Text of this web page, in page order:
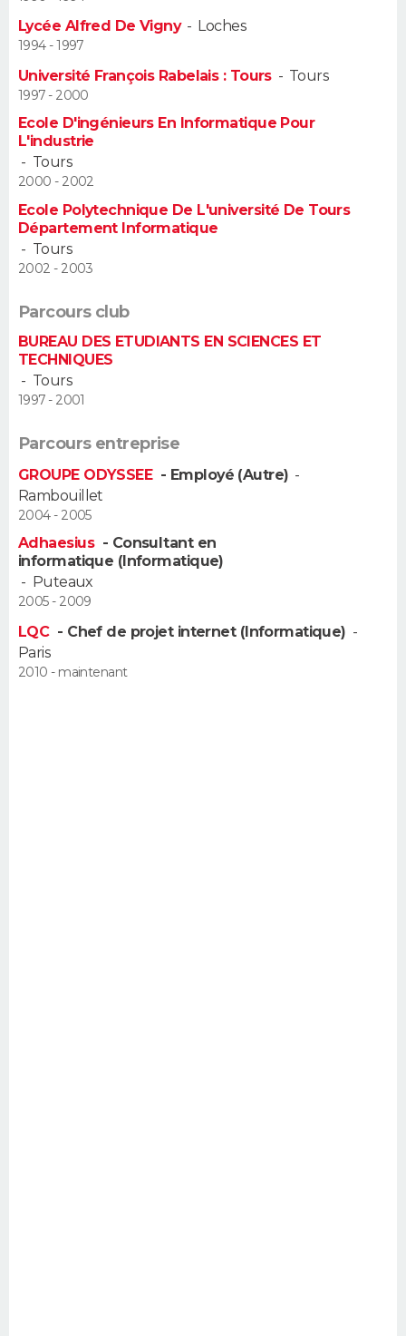
Alimentation
Guide de la santé
Maladies
Médicaments
Sommeil
VOYAGE
Destinations
City break
Voyage nature
Voyage de noces
Forum
Climat
+
PHOTO
GUIDES D'ACHAT
BONS PLANS
CARTE DE VOEUX
Carte de Noël
Carte Bonne année
Carte Saint-Valentin
Carte Pâques
Carte d'anniversaire
DICTIONNAIRE
COPAINS D'AVANT
S'inscrire
Se connecter
Lycées
Collèges
Primaires
Universités
Entreprises
Service militaire
Avis de recherche
AVIS DE DÉCÈS
Lycée Alfred De Vigny- Loches
1994 - 1997
Université François Rabelais : Tours- Tours
1997 - 2000
Ecole D'ingénieurs En Informatique Pour
L'industrie
- Tours
2000 - 2002
Ecole Polytechnique De L'université De Tours
Département Informatique
- Tours
2002 - 2003
Parcours club
BUREAU DES ETUDIANTS EN SCIENCES ET
TECHNIQUES
- Tours
1997 - 2001
Parcours entreprise
GROUPE ODYSSEE - Employé (Autre) -
Rambouillet
2004 - 2005
Adhaesius - Consultant en
informatique (Informatique)
- Puteaux
2005 - 2009
LQC - Chef de projet internet (Informatique) -
Paris
2010 - maintenant